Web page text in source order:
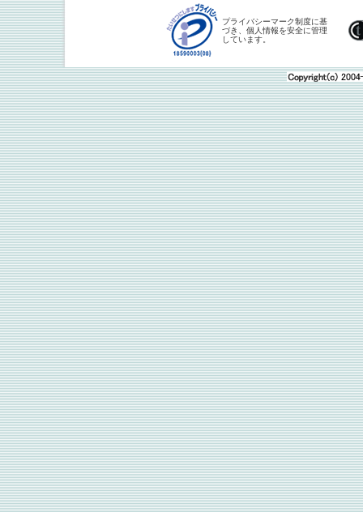
プライバシーマーク制度に基
づき、個人情報を安全に管理
しています。